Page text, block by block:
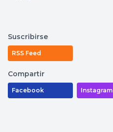
Suscribirse
RSS Feed
Compartir
Facebook Instagram